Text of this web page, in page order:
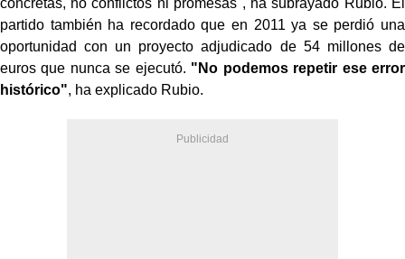
partido también ha recordado que en 2011 ya se perdió una
oportunidad con un proyecto adjudicado de 54 millones de
euros que nunca se ejecutó. "No podemos repetir ese error
histórico", ha explicado Rubio.